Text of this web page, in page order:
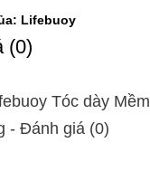
Lifebuoy
(0)
Tóc dày Mềm
- Ðánh giá (0)